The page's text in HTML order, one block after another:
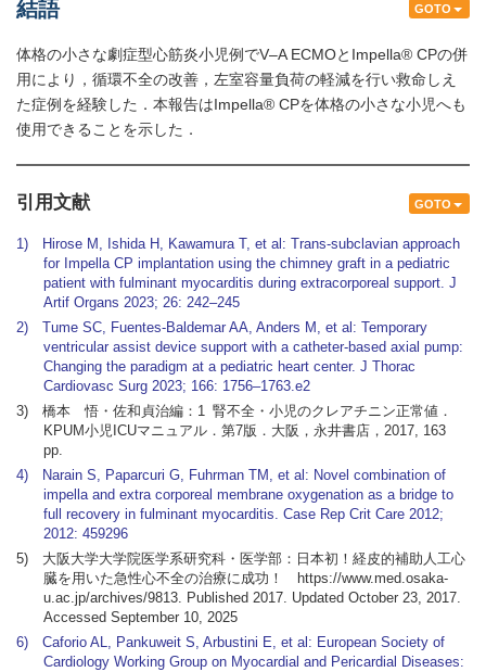
GOTO
結語
体格の小さな劇症型心筋炎小児例でV–A ECMOとImpella® CPの併
用により，循環不全の改善，左室容量負荷の軽減を行い救命しえ
た症例を経験した．本報告はImpella® CPを体格の小さな小児へも
使用できることを示した．
GOTO
引用文献
1) Hirose M, Ishida H, Kawamura T, et al: Trans-subclavian approach
for Impella CP implantation using the chimney graft in a pediatric
patient with fulminant myocarditis during extracorporeal support. J
Artif Organs 2023; 26: 242–245
2) Tume SC, Fuentes-Baldemar AA, Anders M, et al: Temporary
ventricular assist device support with a catheter-based axial pump:
Changing the paradigm at a pediatric heart center. J Thorac
Cardiovasc Surg 2023; 166: 1756–1763.e2
3) 橋本 悟・佐和貞治編：1 腎不全・小児のクレアチニン正常値．
KPUM小児ICUマニュアル．第7版．大阪，永井書店，2017, 163
pp.
4) Narain S, Paparcuri G, Fuhrman TM, et al: Novel combination of
impella and extra corporeal membrane oxygenation as a bridge to
full recovery in fulminant myocarditis. Case Rep Crit Care 2012;
2012: 459296
5) 大阪大学大学院医学系研究科・医学部：日本初！経皮的補助人工心
臓を用いた急性心不全の治療に成功！ https://www.med.osaka-
u.ac.jp/archives/9813. Published 2017. Updated October 23, 2017.
Accessed September 10, 2025
6) Caforio AL, Pankuweit S, Arbustini E, et al: European Society of
Cardiology Working Group on Myocardial and Pericardial Diseases: